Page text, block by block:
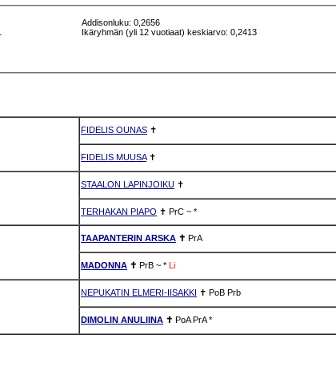
Addisonluku: 0,2656
Ikäryhmän (yli 12 vuotiaat) keskiarvo: 0,2413
FIDELIS OUNAS ✝
FIDELIS MUUSA✝
STAALON LAPINJOIKU ✝
TERHAKAN PIAPO ✝ PrC ~ *
TAAPANTERIN ARSKA ✝ PrA
MADONNA ✝ PrB ~ * Li
NEPUKATIN ELMERI-IISAKKI ✝ PoB Prb
DIMOLIN ANULIINA ✝ PoA PrA *